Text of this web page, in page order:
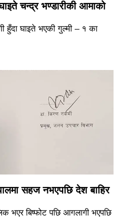
चन्द्र भण्डारीकी आमाको
हुँदा घाइते भएकी गुल्मी – १ का
सहज नभएपछि देश बाहिर
भएर बिष्फोट पछि आगलागी भएपछि